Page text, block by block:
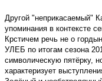
Другой "неприкасаемый"
упоминания в контексте
Крстичем речь не о
УЛЕБ по итогам сезона
символическую пятёрку,
характеризует